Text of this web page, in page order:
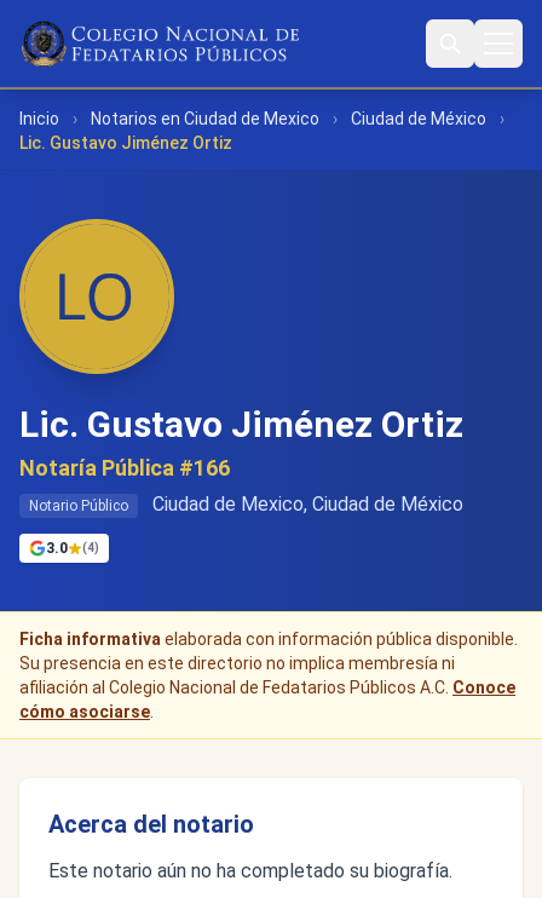
Inicio › Notarios en Ciudad de Mexico › Ciudad de México
›
Lic. Gustavo Jiménez Ortiz
Lic. Gustavo Jiménez Ortiz
Notaría Pública #166
Notario Público Ciudad de Mexico, Ciudad de México
3.0 (4)
Ficha informativa elaborada con información pública disponible.
Su presencia en este directorio no implica membresía ni
afiliación al Colegio Nacional de Fedatarios Públicos A.C. Conoce
cómo asociarse
Acerca del notario
Este notario aún no ha completado su biografía.